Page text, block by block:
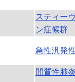
スティー
ン症候群
急性汎発
間質性肺